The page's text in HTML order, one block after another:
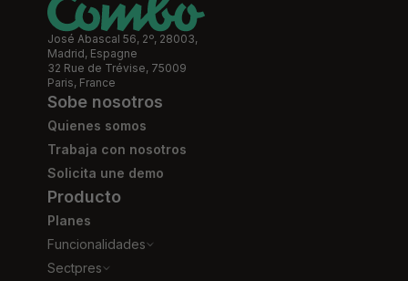
José Abascal 56, 2º, 28003,
Madrid, Espagne
32 Rue de Trévise, 75009
Paris, France
Sobe nosotros
Quienes somos
Trabaja con nosotros
Solicita une demo
Producto
Planes
Funcionalidades
Sectpres